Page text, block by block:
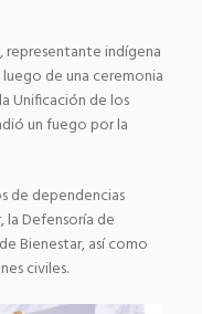
representante indígena
de una ceremonia
Unificación de los
un fuego por la
de dependencias
Defensoría de
Bienestar, así como
civiles.